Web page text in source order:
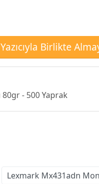
Yazıcıyla Birlikte
80gr - 500 Yaprak
Lexmark Mx431adn